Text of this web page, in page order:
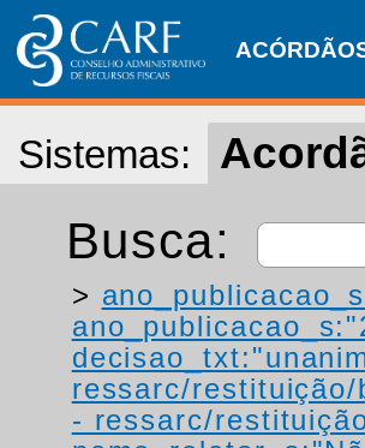
Sistemas:
Busca:
>
ressarc/
- ressarc/